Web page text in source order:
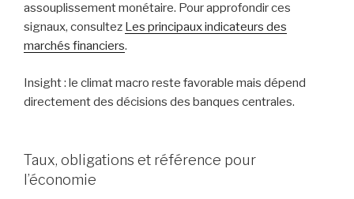
assouplissement monétaire. Pour approfondir ces
signaux, consultez Les principaux indicateurs des
marchés financiers.
Insight : le climat macro reste favorable mais dépend
directement des décisions des banques centrales.
Taux, obligations et référence pour
l’économie